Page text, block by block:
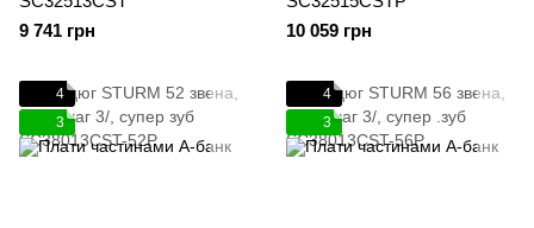
9 741 грн
10 059 грн
4
3
4
3